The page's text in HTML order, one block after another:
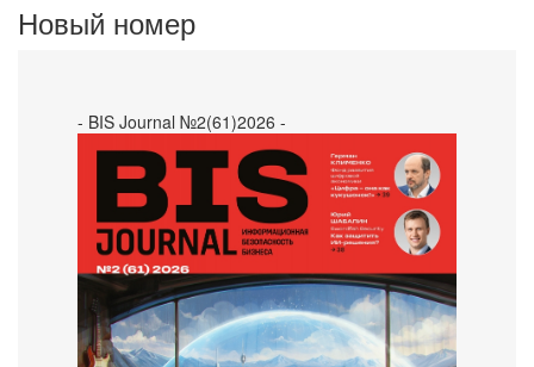
Новый номер
- BIS Journal №2(61)2026 -